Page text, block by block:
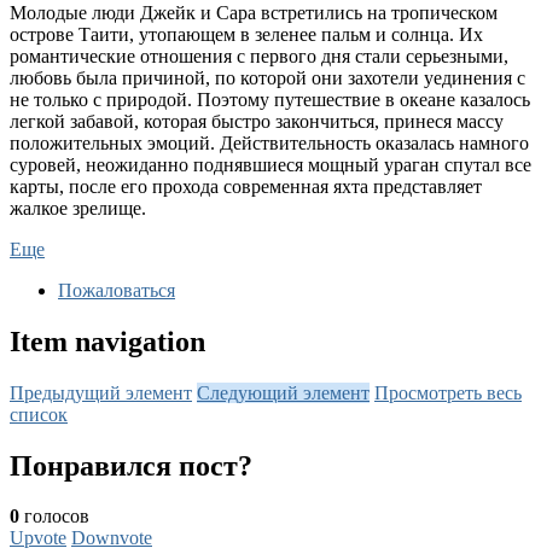
Молодые люди Джейк и Сара встретились на тропическом
острове Таити, утопающем в зеленее пальм и солнца. Их
романтические отношения с первого дня стали серьезными,
любовь была причиной, по которой они захотели уединения с
не только с природой. Поэтому путешествие в океане казалось
легкой забавой, которая быстро закончиться, принеся массу
положительных эмоций. Действительность оказалась намного
суровей, неожиданно поднявшиеся мощный ураган спутал все
карты, после его прохода современная яхта представляет
жалкое зрелище.
Еще
Пожаловаться
Item navigation
Предыдущий элемент Следующий элемент Просмотреть весь
список
Понравился пост?
0 голосов
Upvote Downvote